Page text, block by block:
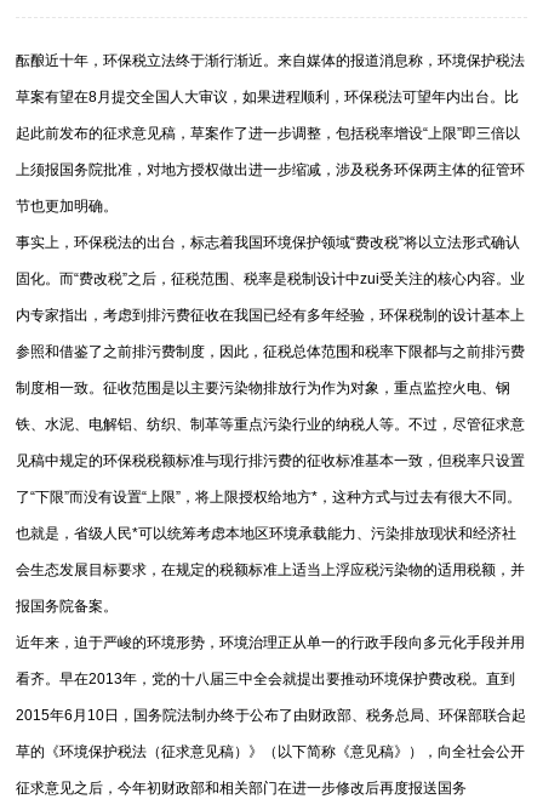
酝酿近十年，环保税立法终于渐行渐近。来自媒体的报道消息称，环境保护税法
草案有望在8月提交全国人大审议，如果进程顺利，环保税法可望年内出台。比
起此前发布的征求意见稿，草案作了进一步调整，包括税率增设“上限”即三倍以
上须报国务院批准，对地方授权做出进一步缩减，涉及税务环保两主体的征管环
节也更加明确。
事实上，环保税法的出台，标志着我国环境保护领域“费改税”将以立法形式确认
固化。而“费改税”之后，征税范围、税率是税制设计中zui受关注的核心内容。业
内专家指出，考虑到排污费征收在我国已经有多年经验，环保税制的设计基本上
参照和借鉴了之前排污费制度，因此，征税总体范围和税率下限都与之前排污费
制度相一致。征收范围是以主要污染物排放行为作为对象，重点监控火电、钢
铁、水泥、电解铝、纺织、制革等重点污染行业的纳税人等。不过，尽管征求意
见稿中规定的环保税税额标准与现行排污费的征收标准基本一致，但税率只设置
了“下限”而没有设置“上限”，将上限授权给地方*，这种方式与过去有很大不同。
也就是，省级人民*可以统筹考虑本地区环境承载能力、污染排放现状和经济社
会生态发展目标要求，在规定的税额标准上适当上浮应税污染物的适用税额，并
报国务院备案。
近年来，迫于严峻的环境形势，环境治理正从单一的行政手段向多元化手段并用
看齐。早在2013年，党的十八届三中全会就提出要推动环境保护费改税。直到
2015年6月10日，国务院法制办终于公布了由财政部、税务总局、环保部联合起
草的《环境保护税法（征求意见稿）》（以下简称《意见稿》），向全社会公开
征求意见之后，今年初财政部和相关部门在进一步修改后再度报送国务